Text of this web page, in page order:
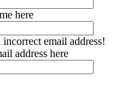
here
email address!
address here